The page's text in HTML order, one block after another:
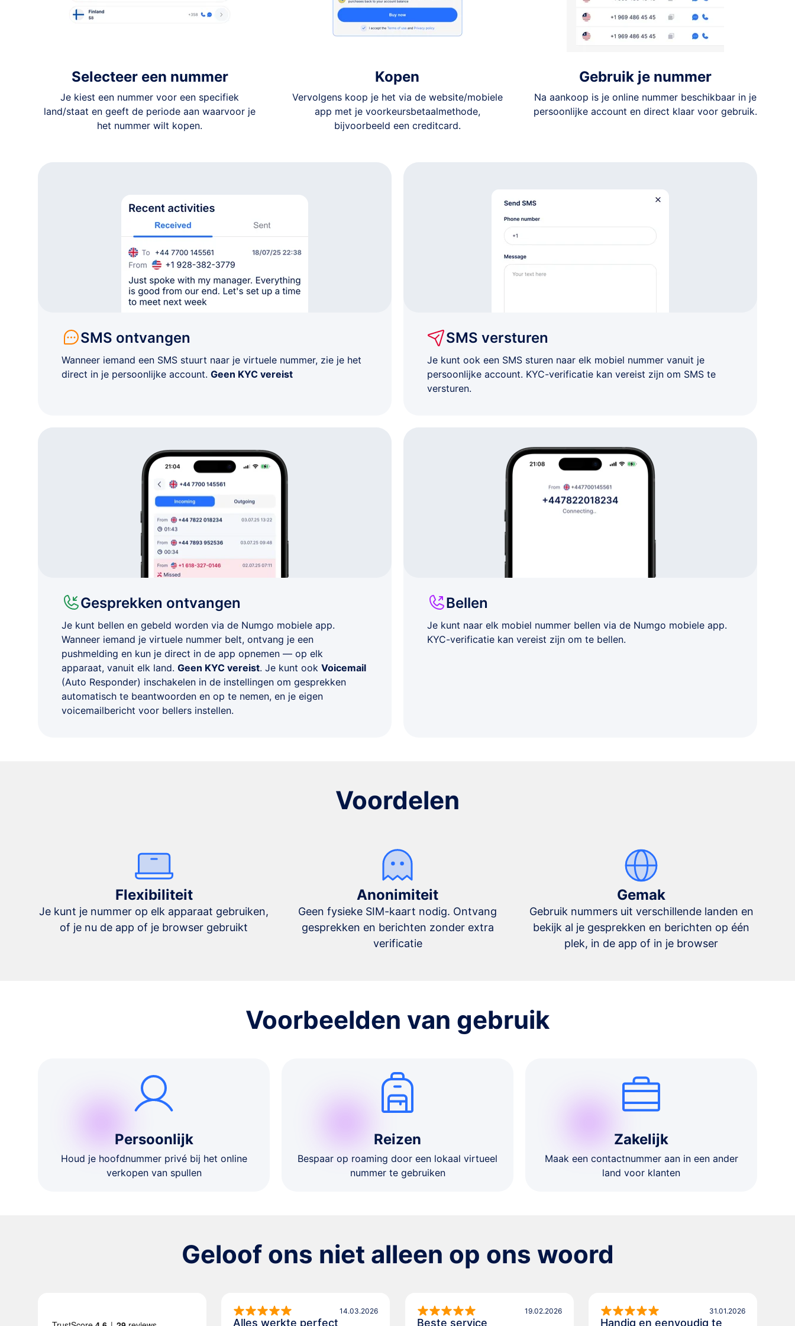
US$ 15
US$ 15
+972 •-•••-••87
Haifa US$ 15
+972 •-•••-••70
Haifa US$ 15
+972 •-•••-••93
+972 •-•••-••21
Centraal District
+972 •-•••-••69
Tel Aviv
+972 •-•••-••14
+972 •-•••-••04
+972 •-•••-••65
+972 •-•••-••67
Selecteer een nummer
Je kiest een nummer voor een specifiek
land/staat en geeft de periode aan waarvoor je
het nummer wilt kopen.
Kopen
Vervolgens koop je het via de website/mobiele
app met je voorkeursbetaalmethode,
bijvoorbeeld een creditcard.
Gebruik je nummer
Na aankoop is je online nummer beschikbaar in je
persoonlijke account en direct klaar voor gebruik.
SMS ontvangen
Wanneer iemand een SMS stuurt naar je virtuele nummer, zie je het
direct in je persoonlijke account. Geen KYC vereist
SMS versturen
Je kunt ook een SMS sturen naar elk mobiel nummer vanuit je
persoonlijke account. KYC-verificatie kan vereist zijn om SMS te
versturen.
Gesprekken ontvangen
Je kunt bellen en gebeld worden via de Numgo mobiele app.
Wanneer iemand je virtuele nummer belt, ontvang je een
pushmelding en kun je direct in de app opnemen — op elk
apparaat, vanuit elk land. Geen KYC vereist. Je kunt ook Voicemail
(Auto Responder) inschakelen in de instellingen om gesprekken
automatisch te beantwoorden en op te nemen, en je eigen
voicemailbericht voor bellers instellen.
Bellen
Je kunt naar elk mobiel nummer bellen via de Numgo mobiele app.
KYC-verificatie kan vereist zijn om te bellen.
Voordelen
Flexibiliteit
Je kunt je nummer op elk apparaat gebruiken,
of je nu de app of je browser gebruikt
Anonimiteit
Geen fysieke SIM-kaart nodig. Ontvang
gesprekken en berichten zonder extra
verificatie
Gemak
Gebruik nummers uit verschillende landen en
bekijk al je gesprekken en berichten op één
plek, in de app of in je browser
Voorbeelden van gebruik
Persoonlijk
Houd je hoofdnummer privé bij het online
verkopen van spullen
Reizen
Bespaar op roaming door een lokaal virtueel
nummer te gebruiken
Zakelijk
Maak een contactnummer aan in een ander
land voor klanten
Geloof ons niet alleen op ons woord
14.03.2026
Alles werkte perfect
19.02.2026
Beste service
31.01.2026
Handig en eenvoudig te